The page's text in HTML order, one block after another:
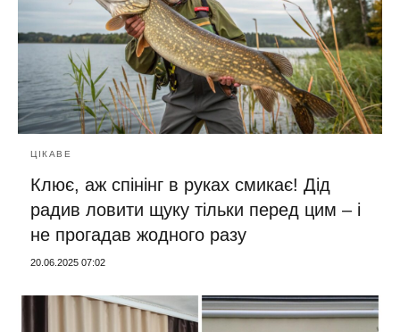
ЦІКАВЕ
Клює, аж спінінг в руках смикає! Дід
радив ловити щуку тільки перед цим – і
не прогадав жодного разу
20.06.2025 07:02